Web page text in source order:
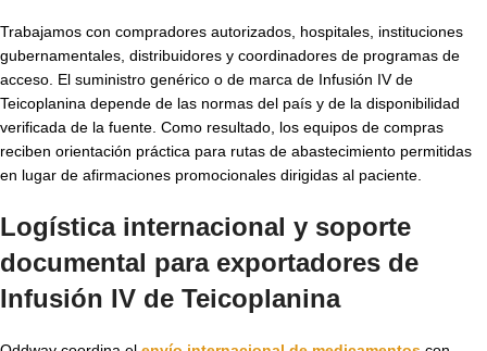
Trabajamos con compradores autorizados, hospitales, instituciones
gubernamentales, distribuidores y coordinadores de programas de
acceso. El suministro genérico o de marca de Infusión IV de
Teicoplanina depende de las normas del país y de la disponibilidad
verificada de la fuente. Como resultado, los equipos de compras
reciben orientación práctica para rutas de abastecimiento permitidas
en lugar de afirmaciones promocionales dirigidas al paciente.
Logística internacional y soporte
documental para exportadores de
Infusión IV de Teicoplanina